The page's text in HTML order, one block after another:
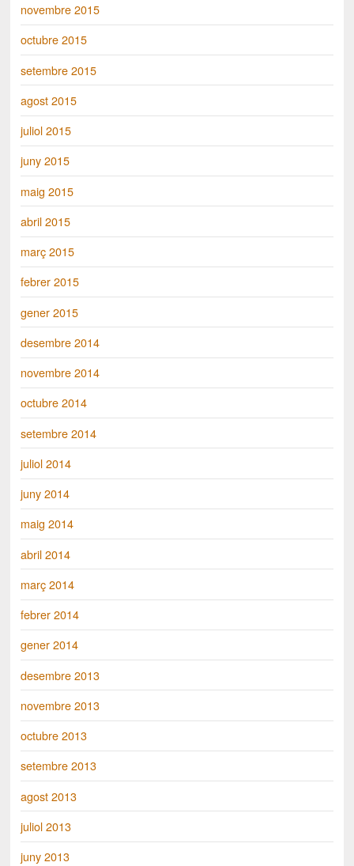
novembre 2015
octubre 2015
setembre 2015
agost 2015
juliol 2015
juny 2015
maig 2015
abril 2015
març 2015
febrer 2015
gener 2015
desembre 2014
novembre 2014
octubre 2014
setembre 2014
juliol 2014
juny 2014
maig 2014
abril 2014
març 2014
febrer 2014
gener 2014
desembre 2013
novembre 2013
octubre 2013
setembre 2013
agost 2013
juliol 2013
juny 2013